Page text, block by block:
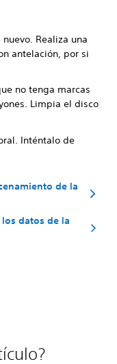
Realiza una
antelación, por si
no tenga marcas
Limpia el disco
Inténtalo de
de la
datos de la